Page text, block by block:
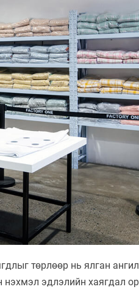
төрлөөр нь ялган
эдлэлийн хаягдал